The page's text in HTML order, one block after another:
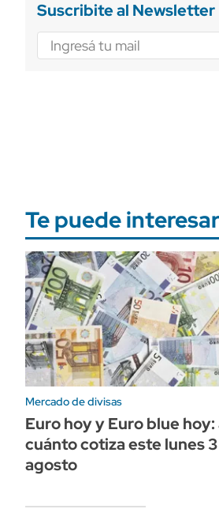
Suscribite al Newsletter
Te puede interesar
Mercado de divisas
Euro hoy y Euro blue hoy:
cuánto cotiza este lunes
agosto